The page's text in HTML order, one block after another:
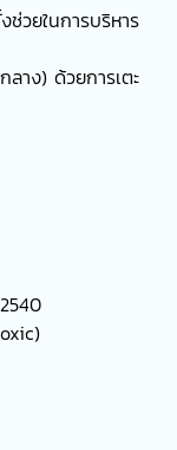
ช่วยในการบริหาร
าง) ด้วยการเตะ